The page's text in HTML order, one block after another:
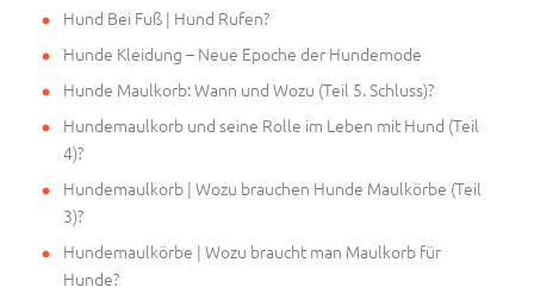
Hund Bei Fuß | Hund Rufen?
Hunde Kleidung – Neue Epoche der Hundemode
Hunde Maulkorb: Wann und Wozu (Teil 5. Schluss)?
Hundemaulkorb und seine Rolle im Leben mit Hund (Teil
4)?
Hundemaulkorb | Wozu brauchen Hunde Maulkörbe (Teil
3)?
Hundemaulkörbe | Wozu braucht man Maulkorb für
Hunde?